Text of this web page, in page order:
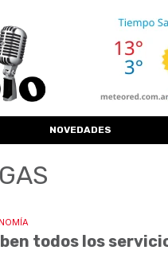
NOVEDADES
todos los